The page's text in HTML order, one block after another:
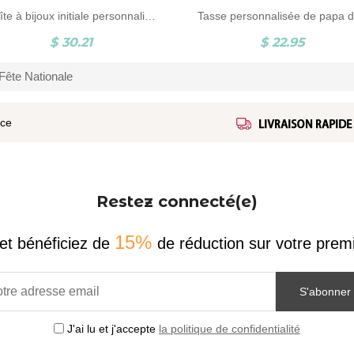
Boîte à bijoux initiale personnalisée avec patch lettre chenille, étui de voyage portable pour bijoux, boîte organisateur de bijoux, cadeau pour demoiselles d'honneur/maman/petite amie
$ 30.21 $ 22.95
Nationale
Restez connecté(e)
bénéficiez de 15% de réduction sur votre
S'abonner
J'ai lu et j'accepte la politique de confidentialité